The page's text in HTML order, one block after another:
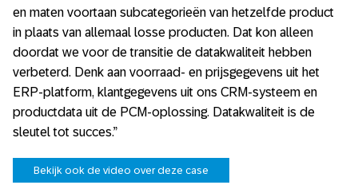
en maten voortaan subcategorieën van hetzelfde product
in plaats van allemaal losse producten. Dat kon alleen
doordat we voor de transitie de datakwaliteit hebben
verbeterd. Denk aan voorraad- en prijsgegevens uit het
ERP-platform, klantgegevens uit ons CRM-systeem en
productdata uit de PCM-oplossing. Datakwaliteit is de
sleutel tot succes.”
Bekijk ook de video over deze case